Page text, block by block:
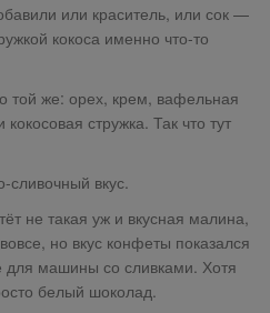
или краситель, или сок —
кокоса именно что-то
той же: орех, крем, вафельная
стружка. Так что тут
вкус.
не такая уж и вкусная малина,
но вкус конфеты показался
машины со сливками. Хотя
белый шоколад.